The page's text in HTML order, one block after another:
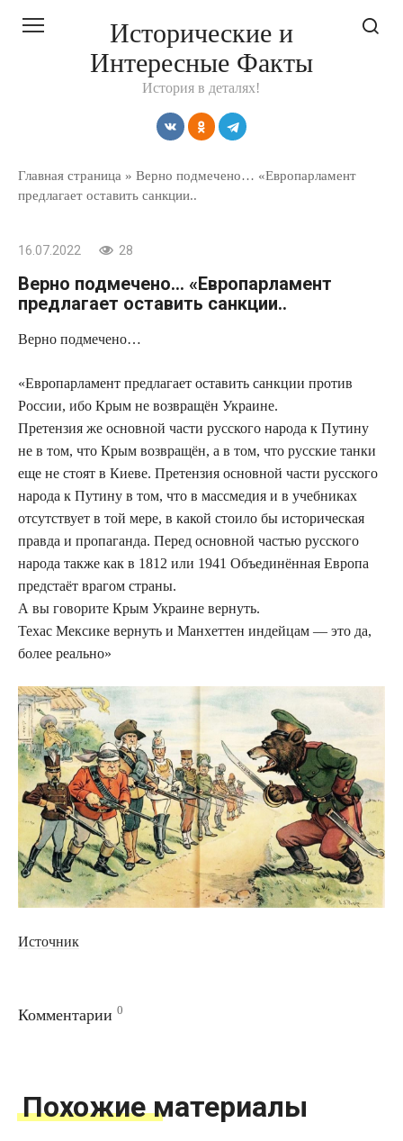
Исторические и
Интересные Факты
История в деталях!
Главная страница » Верно подмечено… «Европарламент
предлагает оставить санкции..
16.07.2022 28
Верно подмечено… «Европарламент
предлагает оставить санкции..
Верно подмечено…
«Европарламент предлагает оставить санкции против
России, ибо Крым не возвращён Украине.
Претензия же основной части русского народа к Путину
не в том, что Крым возвращён, а в том, что русские танки
еще не стоят в Киеве. Претензия основной части русского
народа к Путину в том, что в массмедия и в учебниках
отсутствует в той мере, в какой стоило бы историческая
правда и пропаганда. Перед основной частью русского
народа также как в 1812 или 1941 Объединённая Европа
предстаёт врагом страны.
А вы говорите Крым Украине вернуть.
Техас Мексике вернуть и Манхеттен индейцам — это да,
более реально»
Источник
Комментарии 0
Похожие материалы